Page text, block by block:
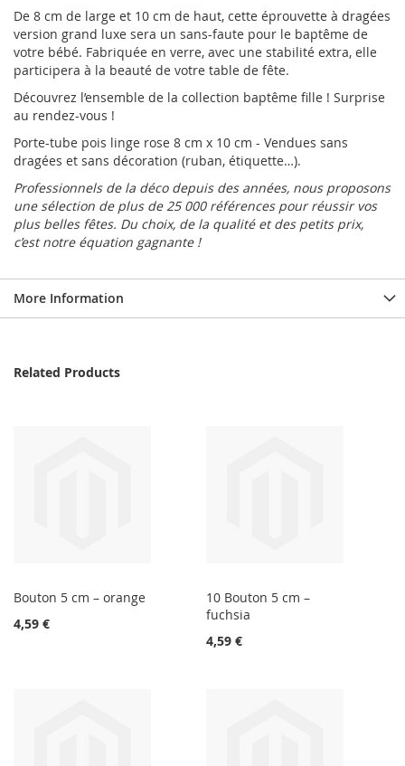
De 8 cm de large et 10 cm de haut, cette éprouvette à dragées
version grand luxe sera un sans-faute pour le baptême de
votre bébé. Fabriquée en verre, avec une stabilité extra, elle
participera à la beauté de votre table de fête.
Découvrez l’ensemble de la collection baptême fille ! Surprise
au rendez-vous !
Porte-tube pois linge rose 8 cm x 10 cm - Vendues sans
dragées et sans décoration (ruban, étiquette…).
Professionnels de la déco depuis des années, nous proposons
une sélection de plus de 25 000 références pour réussir vos
plus belles fêtes. Du choix, de la qualité et des petits prix,
c’est notre équation gagnante !
More Information
Related Products
Bouton 5 cm – orange
4,59 €
10 Bouton 5 cm –
fuchsia
4,59 €